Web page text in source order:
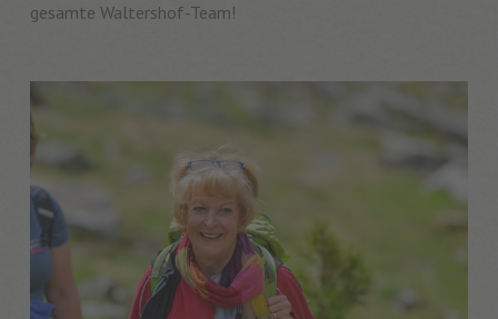
gesamte Waltershof-Team!